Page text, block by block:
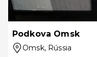
Podkova Omsk
Omsk, Rússia